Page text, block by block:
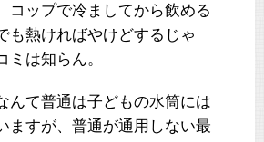
コップで冷ましてから飲める
も熱ければやけどするじゃ
ミは知らん。
んて普通は子どもの水筒には
ますが、普通が通用しない最